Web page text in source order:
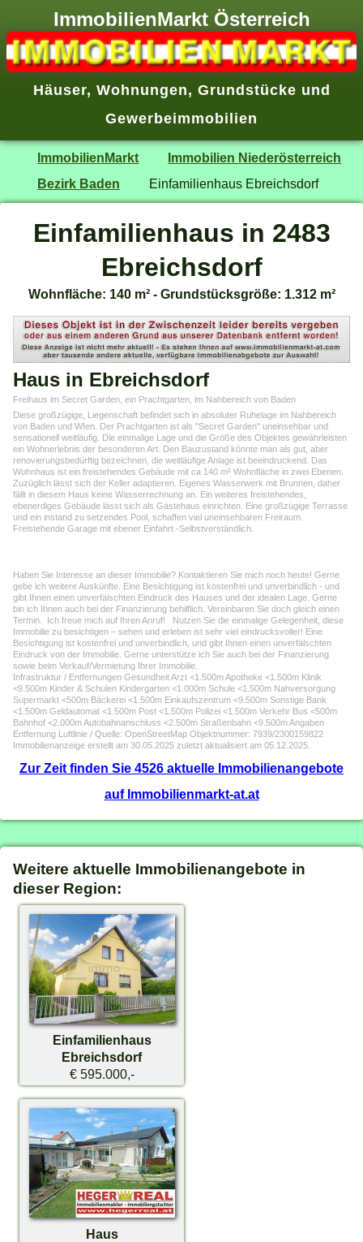
ImmobilienMarkt Österreich
Häuser, Wohnungen, Grundstücke und
Gewerbeimmobilien
ImmobilienMarkt
Immobilien Niederösterreich
Bezirk Baden
Einfamilienhaus Ebreichsdorf
Einfamilienhaus in 2483
Ebreichsdorf
Wohnfläche: 140 m² - Grundstücksgröße: 1.312 m²
Haus in Ebreichsdorf
Freihaus im Secret Garden, ein Prachtgarten, im Nahbereich von Baden
Diese großzügige, Liegenschaft befindet sich in absoluter Ruhelage im Nahbereich
von Baden und WIen. Der Prachtgarten ist als "Secret Garden" uneinsehbar und
sensationell weitläufig. Die einmalige Lage und die Größe des Objektes gewährleisten
ein Wohnerlebnis der besonderen Art. Den Bauzustand könnte man als gut, aber
renovierungsbedürftig bezeichnen, die weitläufige Anlage ist beeindruckend. Das
Wohnhaus ist ein freistehendes Gebäude mit ca 140 m² Wohnfläche in zwei Ebenen.
Zuzüglich lässt sich der Keller adaptieren. Eigenes Wasserwerk mit Brunnen, daher
fällt in diesem Haus keine Wasserrechnung an. Ein weiteres freistehendes,
ebenerdiges Gebäude lässt sich als Gästehaus einrichten. Eine großzügige Terrasse
und ein instand zu setzendes Pool, schaffen viel uneinsehbaren Freiraum.
Freistehende Garage mit ebener Einfahrt -Selbstverständlich.
Haben Sie Interesse an dieser Immobilie? Kontaktieren Sie mich noch heute! Gerne
gebe ich weitere Auskünfte. Eine Besichtigung ist kostenfrei und unverbindlich - und
gibt Ihnen einen unverfälschten Eindruck des Hauses und der idealen Lage. Gerne
bin ich Ihnen auch bei der Finanzierung behilflich. Vereinbaren Sie doch gleich einen
Termin. Ich freue mich auf Ihren Anruf! Nutzen Sie die einmalige Gelegenheit, diese
Immobilie zu besichtigen – sehen und erleben ist sehr viel eindrucksvoller! Eine
Besichtigung ist kostenfrei und unverbindlich, und gibt Ihnen einen unverfälschten
Eindruck von der Immobilie. Gerne unterstütze ich Sie auch bei der Finanzierung
sowie beim Verkauf/Vermietung Ihrer Immobilie.
Infrastruktur / Entfernungen Gesundheit Arzt <1.500m Apotheke <1.500m Klinik
<9.500m Kinder & Schulen Kindergarten <1.000m Schule <1.500m Nahversorgung
Supermarkt <500m Bäckerei <1.500m Einkaufszentrum <9.500m Sonstige Bank
<1.500m Geldautomat <1.500m Post <1.500m Polizei <1.500m Verkehr Bus <500m
Bahnhof <2.000m Autobahnanschluss <2.500m Straßenbahn <9.500m Angaben
Entfernung Luftlinie / Quelle: OpenStreetMap Objektnummer: 7939/2300159822
Immobilienanzeige erstellt am 30.05.2025 zuletzt aktualisiert am 05.12.2025.
Zur Zeit finden Sie 4526 aktuelle Immobilienangebote
auf Immobilienmarkt-at.at
Weitere aktuelle Immobilienangebote in
dieser Region:
Einfamilienhaus
Ebreichsdorf
€ 595.000,-
Haus